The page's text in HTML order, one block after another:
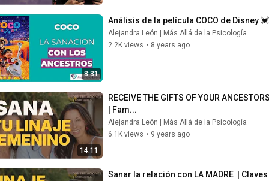
8:31
Análisis de la película COCO de Disney
Alejandra León | Más Allá de la Psicología
2.2K views • 8 years ago
14:11
RECEIVE THE GIFTS OF YOUR
| Fam...
Alejandra León | Más Allá de la Psicología
6.1K views • 9 years ago
Sanar la relación con LA MADRE  |